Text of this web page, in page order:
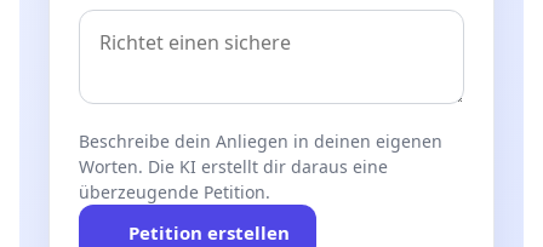
Beschreibe dein Anliegen in deinen eigenen
Worten. Die KI erstellt dir daraus eine
überzeugende Petition.
Petition erstellen